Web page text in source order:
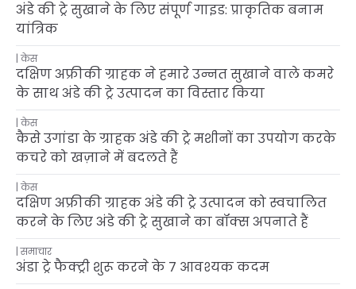
अंडे की ट्रे सुखाने के लिए संपूर्ण गाइड: प्राकृतिक बनाम
यांत्रिक
केस
दक्षिण अफ्रीकी ग्राहक ने हमारे उन्नत सुखाने वाले कमरे
के साथ अंडे की ट्रे उत्पादन का विस्तार किया
केस
कैसे उगांडा के ग्राहक अंडे की ट्रे मशीनों का उपयोग करके
कचरे को खज़ाने में बदलते हैं
केस
दक्षिण अफ्रीकी ग्राहक अंडे की ट्रे उत्पादन को स्वचालित
करने के लिए अंडे की ट्रे सुखाने का बॉक्स अपनाते हैं
समाचार
अंडा ट्रे फैक्ट्री शुरू करने के 7 आवश्यक कदम